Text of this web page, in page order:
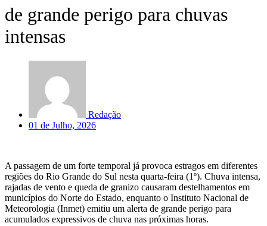
de grande perigo para chuvas
intensas
Redação
01 de Julho, 2026
A passagem de um forte temporal já provoca estragos em diferentes
regiões do Rio Grande do Sul nesta quarta-feira (1º). Chuva intensa,
rajadas de vento e queda de granizo causaram destelhamentos em
municípios do Norte do Estado, enquanto o Instituto Nacional de
Meteorologia (Inmet) emitiu um alerta de grande perigo para
acumulados expressivos de chuva nas próximas horas.